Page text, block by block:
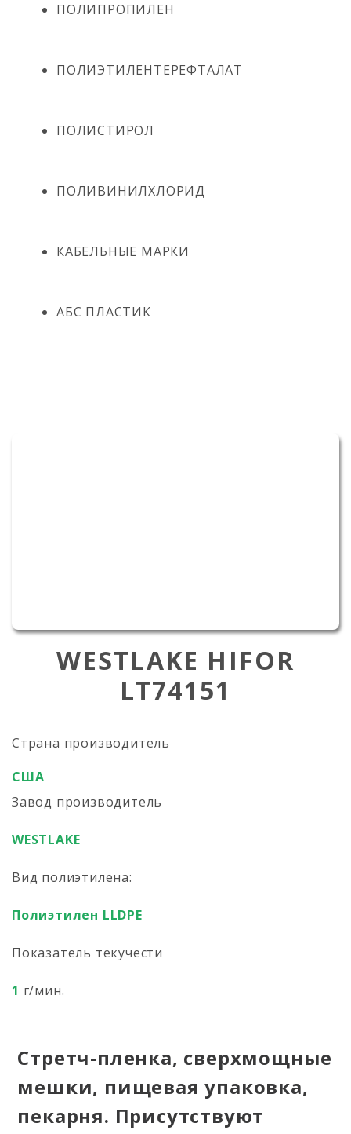
ПОЛИПРОПИЛЕН
ПОЛИЭТИЛЕНТЕРЕФТАЛАТ
ПОЛИСТИРОЛ
ПОЛИВИНИЛХЛОРИД
КАБЕЛЬНЫЕ МАРКИ
АБС ПЛАСТИК
WESTLAKE HIFOR
LT74151
Страна производитель
США
Завод производитель
WESTLAKE
Вид полиэтилена:
Полиэтилен LLDPE
Показатель текучести
1 г/мин.
Стретч-пленка, сверхмощные
мешки, пищевая упаковка,
пекарня. Присутствуют